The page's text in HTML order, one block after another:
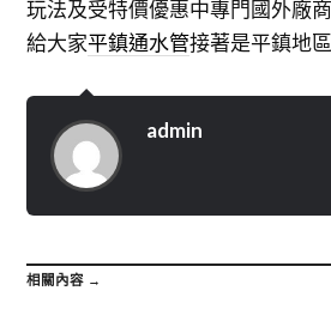
玩法及受特價優惠中專門國外廠
給大家平鎮通水管接著是平鎮地
admin
相關內容 →